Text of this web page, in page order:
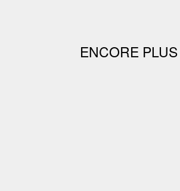
ENCORE